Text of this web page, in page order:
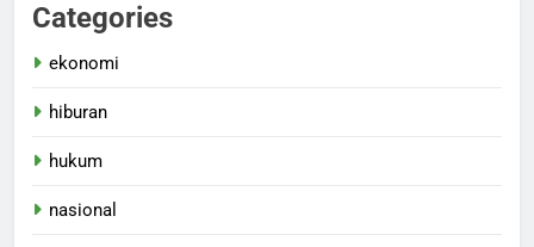
Categories
ekonomi
hiburan
hukum
nasional